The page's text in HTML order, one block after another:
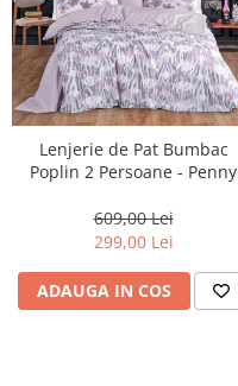
Lenjerie de Pat Bumbac
Poplin 2 Persoane - Penny
609,00 Lei
299,00 Lei
ADAUGA IN COS